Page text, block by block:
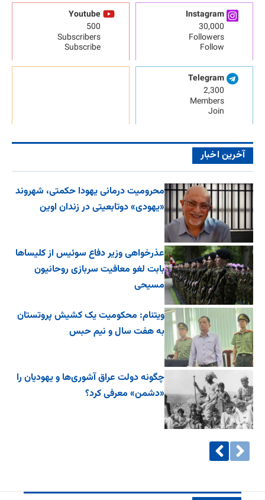
Instagram
30,000
Followers
Follow
Youtube
500
Subscribers
Subscribe
Telegram
2,300
Members
Join
آخرین اخبار
محرومیت درمانی یهودا حکمتی، شهروند
«یهودی» دوتابعیتی در زندان اوین
عذرخواهی وزیر دفاع سوئیس از کلیساها
بابت لغو معافیت سربازی روحانیون
مسیحی
ویتنام: محکومیت یک کشیش پروتستان
به هفت سال و نیم حبس
چگونه دولت عراق آشوری‌ها و یهودیان را
«دشمن» معرفی کرد؟